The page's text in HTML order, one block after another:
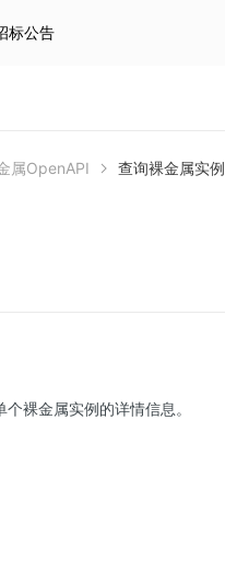
标公告
属OpenAPI 查询裸金属实例
裸金属实例的详情信息。